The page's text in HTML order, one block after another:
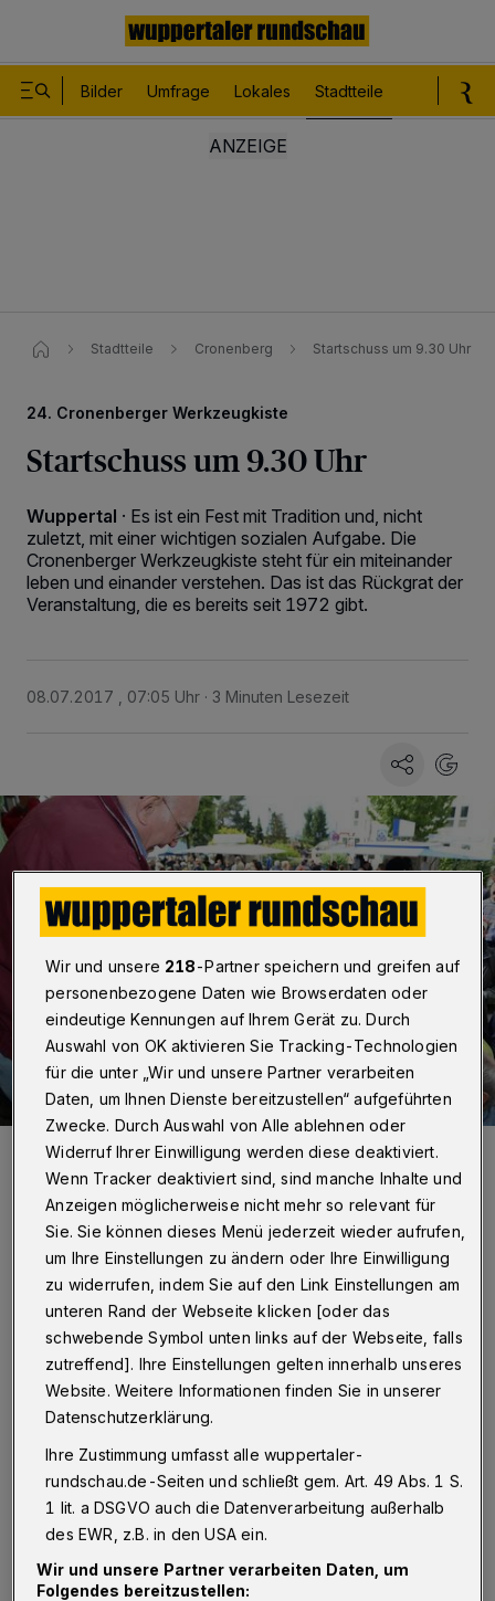
Bilder Umfrage Lokales Stadtteile
Stadtteile Cronenberg Startschuss um 9.30 Uhr
24. Cronenberger Werkzeugkiste
Startschuss um 9.30 Uhr
Wuppertal · Es ist ein Fest mit Tradition und, nicht
zuletzt, mit einer wichtigen sozialen Aufgabe. Die
Cronenberger Werkzeugkiste steht für ein miteinander
leben und einander verstehen. Das ist das Rückgrat der
Veranstaltung, die es bereits seit 1972 gibt.
08.07.2017 , 07:05 Uhr 3 Minuten Lesezeit
Auch in diesem Jahr werden wieder jede Menge Preise
ausgeschüttet.
Foto: Eduard Urssu
Z iel ist es auch, Einrichtungen für
behinderte Menschen in Wuppertal und
der Partnerstadt Schwerin zu unterstützen.
Zudem wird seit einigen Jahren ein Teil des
Erlöses an soziale und gemeinnützige
Organisationen in Cronenberg ausgeschüttet.
Wir und unsere 218-Partner speichern und greifen auf
personenbezogene Daten wie Browserdaten oder
eindeutige Kennungen auf Ihrem Gerät zu. Durch
Auswahl von OK aktivieren Sie Tracking-Technologien
für die unter „Wir und unsere Partner verarbeiten
Daten, um Ihnen Dienste bereitzustellen“ aufgeführten
Zwecke. Durch Auswahl von Alle ablehnen oder
Widerruf Ihrer Einwilligung werden diese deaktiviert.
Wenn Tracker deaktiviert sind, sind manche Inhalte und
Anzeigen möglicherweise nicht mehr so relevant für
Sie. Sie können dieses Menü jederzeit wieder aufrufen,
um Ihre Einstellungen zu ändern oder Ihre Einwilligung
zu widerrufen, indem Sie auf den Link Einstellungen am
unteren Rand der Webseite klicken [oder das
schwebende Symbol unten links auf der Webseite, falls
zutreffend]. Ihre Einstellungen gelten innerhalb unseres
Website. Weitere Informationen finden Sie in unserer
Datenschutzerklärung.
Ihre Zustimmung umfasst alle wuppertaler-
rundschau.de-Seiten und schließt gem. Art. 49 Abs. 1 S.
1 lit. a DSGVO auch die Datenverarbeitung außerhalb
des EWR, z.B. in den USA ein.
Wir und unsere Partner verarbeiten Daten, um
Folgendes bereitzustellen: